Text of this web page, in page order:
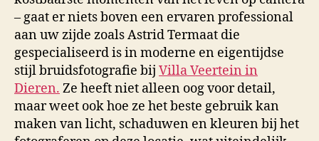
– gaat er niets boven een ervaren professional
aan uw zijde zoals Astrid Termaat die
gespecialiseerd is in moderne en eigentijdse
stijl bruidsfotografie bij Villa Veertein in
Dieren. Ze heeft niet alleen oog voor detail,
maar weet ook hoe ze het beste gebruik kan
maken van licht, schaduwen en kleuren bij het